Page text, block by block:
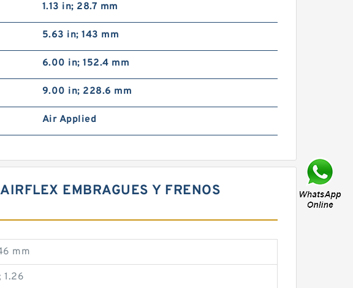
1.13 in; 28.7 mm
5.63 in; 143 mm
6.00 in; 152.4 mm
9.00 in; 228.6 mm
Air Applied
EMBRAGUES Y FRENOS
mm
1.26